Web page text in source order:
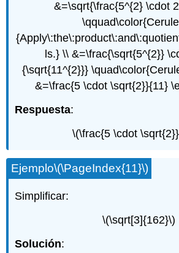
&=\sqrt{\frac{5^{2} \cdot
ls.} \\ &=\frac{\sqrt{5^{2}}
{\sqrt{11^{2}}}
&=\frac{5 \cdot \sqrt{2}}{11}
Respuesta:
\(\frac{5 \cdot
Ejemplo\(\PageIndex{11}\)
Simplificar:
\(\sqrt[3]{162}\)
Solución: